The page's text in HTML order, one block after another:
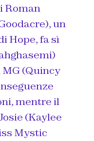
Roman
un
Hope, fa sì
(Quincy
mentre il
(Kaylee
Mystic